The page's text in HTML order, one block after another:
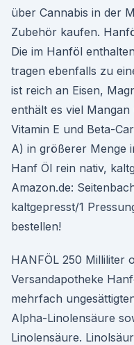
über Cannabis in der
Zube­hör kaufen.
Die im Hanföl
tragen ebenfalls zu
ist reich an Eisen,
enthält es viel
Vitamin E und Beta-
A) in größerer Menge
Hanf Öl rein nativ,
Amazon.de:
kaltgepresst/1
bestellen!
HANFÖL 250 Milliliter
Versandapotheke
mehrfach
Alpha-Linolensäure
Linolensäure.